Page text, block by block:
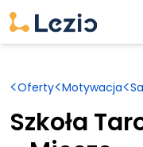
<Oferty<Motywacja<
Szkoła